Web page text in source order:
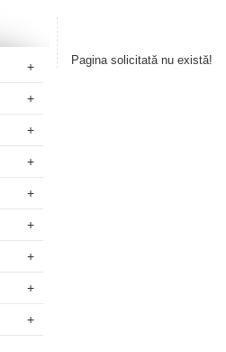
+
+
+
+
+
+
+
+
+
Pagina solicitată nu există!